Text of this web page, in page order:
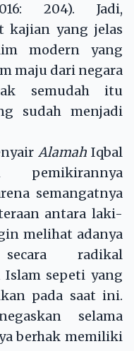
204). Jadi,
kajian yang jelas
modern yang
maju dari negara
semudah itu
sudah menjadi
Alamah Iqbal
pemikirannya
semangatnya
antara laki-
melihat adanya
secara radikal
sepeti yang
pada saat ini.
selama
berhak memiliki